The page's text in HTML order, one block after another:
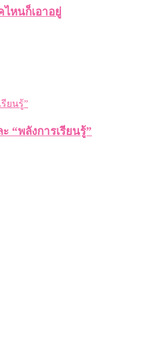
ไหนก็เอาอยู่
“พลังการเรียนรู้”